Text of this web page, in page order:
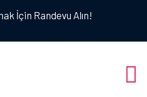
İçin Randevu Alın!